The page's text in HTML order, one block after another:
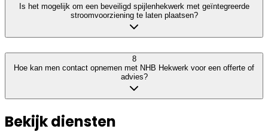
Is het mogelijk om een beveiligd spijlenhekwerk met geïntegreerde
stroomvoorziening te laten plaatsen?
8
Hoe kan men contact opnemen met NHB Hekwerk voor een offerte of
advies?
Bekijk diensten